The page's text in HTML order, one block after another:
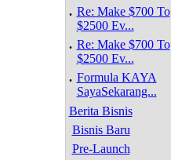
. Re: Make $700 To
$2500 Ev...
. Re: Make $700 To
$2500 Ev...
. Formula KAYA
SayaSekarang...
Berita Bisnis
Bisnis Baru
Pre-Launch